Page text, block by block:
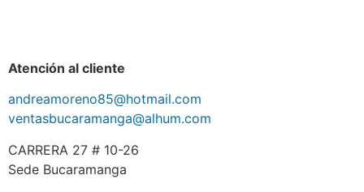
Atención al cliente
andreamoreno85@hotmail.com
ventasbucaramanga@alhum.com
CARRERA 27 # 10-26
Sede Bucaramanga